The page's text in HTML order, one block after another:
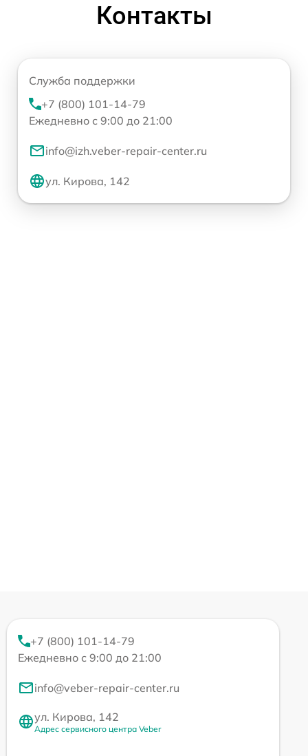
Контакты
Служба поддержки
+7 (800) 101-14-79
Ежедневно с 9:00 до 21:00
info@izh.veber-repair-center.ru
ул. Кирова, 142
+7 (800) 101-14-79
Ежедневно с 9:00 до 21:00
info@veber-repair-center.ru
ул. Кирова, 142
Адрес сервисного центра Veber